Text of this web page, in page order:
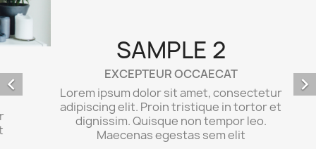
SAMPLE 2
EXCEPTEUR OCCAECAT
Lorem ipsum dolor sit amet, consectetur
adipiscing elit. Proin tristique in tortor et
dignissim. Quisque non tempor leo.
 